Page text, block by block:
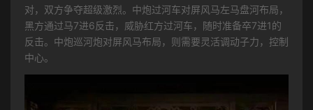
对，双方争夺超级激烈。中炮过河车对屏风马左马盘河布局，
黑方通过马7进6反击，威胁红方过河车，随时准备卒7进1的
反击。中炮巡河炮对屏风马布局，则需要灵活调动子力，控制
中心。